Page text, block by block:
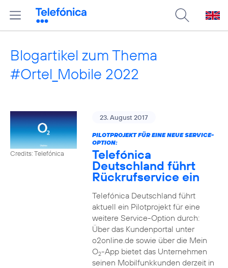
Blogartikel zum Thema
#Ortel_Mobile 2022
Credits: Telefónica
23. August 2017
PILOTPROJEKT FÜR EINE NEUE SERVICE-
OPTION:
Telefónica
Deutschland führt
Rückrufservice ein
Telefónica Deutschland führt
aktuell ein Pilotprojekt für eine
weitere Service-Option durch:
Über das Kundenportal unter
o2online.de sowie über die Mein
O2-App bietet das Unternehmen
seinen Mobilfunkkunden derzeit in